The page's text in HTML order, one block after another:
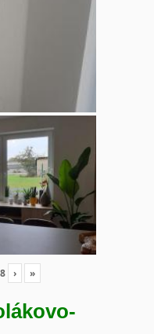
8 › »